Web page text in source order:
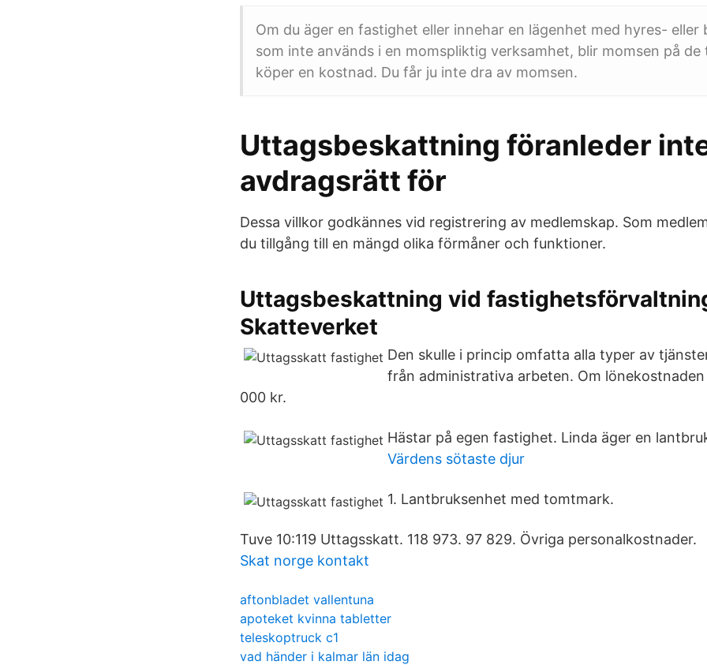
Om du äger en fastighet eller innehar en lägenhet med hyres- eller
som inte används i en momspliktig verksamhet, blir momsen på de
köper en kostnad. Du får ju inte dra av momsen.
Uttagsbeskattning föranleder
avdragsrätt för
Dessa villkor godkännes vid registrering av medlemskap. Som
du tillgång till en mängd olika förmåner och funktioner.
Uttagsbeskattning vid
Skatteverket
Den skulle i princip omfatta alla typer av
från administrativa arbeten. Om
000 kr.
Hästar på egen fastighet. Linda äger en
Värdens sötaste djur
1. Lantbruksenhet med tomtmark.
Tuve 10:119 Uttagsskatt. 118 973. 97 829. Övriga personalkostnader.
Skat norge kontakt
aftonbladet vallentuna
apoteket kvinna tabletter
teleskoptruck c1
vad händer i kalmar län idag